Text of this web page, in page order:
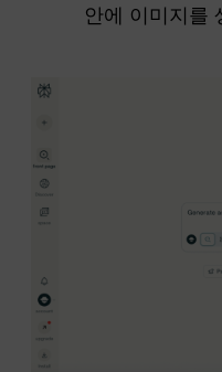
안에 이미지를